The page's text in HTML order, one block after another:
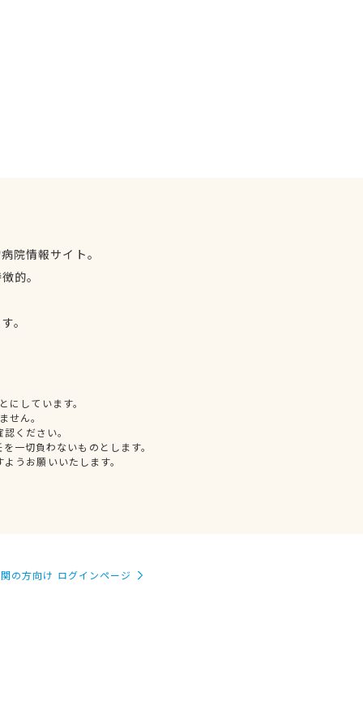
院情報サイト。
的。
。
しています。
せん。
ください。
一切負わないものとします。
うお願いいたします。
の方向け ログインページ